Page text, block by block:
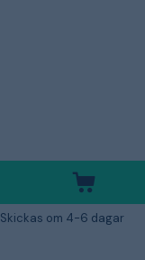
Skickas om 4-6 dagar